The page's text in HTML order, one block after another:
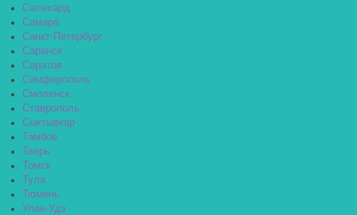
Салехард
Самара
Санкт-Петербург
Саранск
Саратов
Симферополь
Смоленск
Ставрополь
Сыктывкар
Тамбов
Тверь
Томск
Тула
Тюмень
Улан-Удэ